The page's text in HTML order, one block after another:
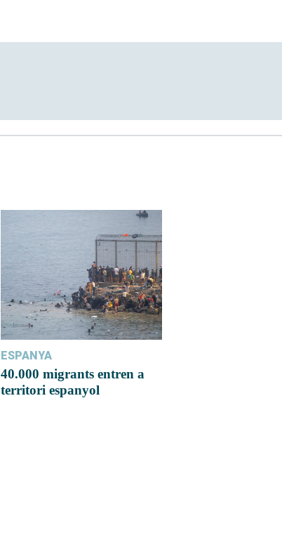
ESPANYA
40.000 migrants entren a
territori espanyol